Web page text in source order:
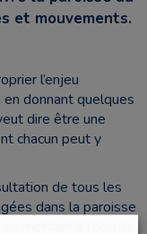
et mouvements.
l’enjeu
en donnant quelques
dire être une
chacun peut y
de tous les
dans la paroisse